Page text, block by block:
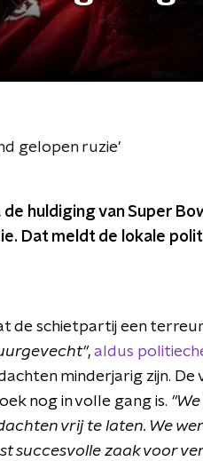
gelopen ruzie'
huldiging van Super
Dat meldt de lokale
de schietpartij een
, aldus
minderjarig zijn.
nog in volle gang is.
vrij te laten. We
succesvolle zaak voor